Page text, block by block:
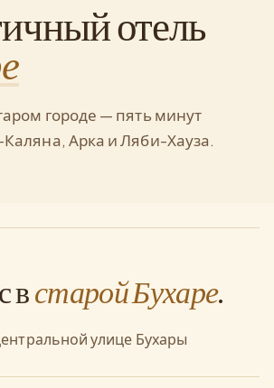
отель
городе — пять минут
Арка и Ляби-Хауза.
встарой Бухаре.
улице Бухары